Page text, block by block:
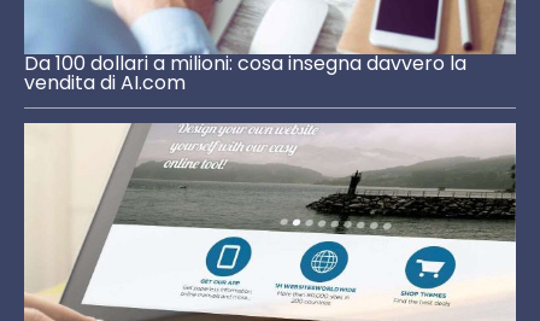
Da 100 dollari a milioni: cosa insegna davvero la
vendita di AI.com